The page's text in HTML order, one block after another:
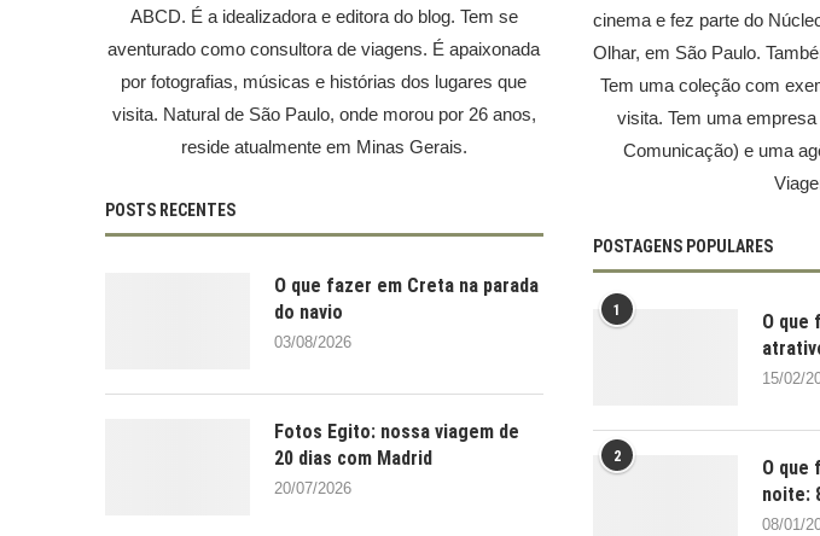
ABCD. É a idealizadora e editora do blog. Tem se
aventurado como consultora de viagens. É apaixonada
por fotografias, músicas e histórias dos lugares que
visita. Natural de São Paulo, onde morou por 26 anos,
reside atualmente em Minas Gerais.
POSTS RECENTES
O que fazer em Creta na parada
do navio
03/08/2026
Fotos Egito: nossa viagem de
20 dias com Madrid
20/07/2026
cinema e fez parte do
Olhar, em São Paulo.
Tem uma coleção com
visita. Tem uma
Comunicação) e uma
POSTAGENS POPULARES
1
O que
15/02/
2
O que
noite:
08/01/